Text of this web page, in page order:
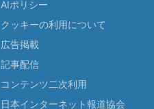
AIポリシー
クッキーの利用について
広告掲載
記事配信
コンテンツ二次利用
日本インターネット報道協会